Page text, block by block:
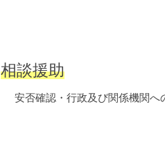
相談援助
安否確認・行政及び関係機関へ